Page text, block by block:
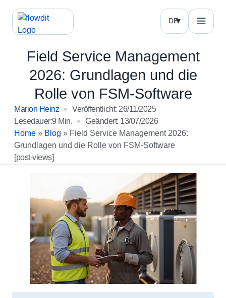
DE
Field Service Management
2026: Grundlagen und die
Rolle von FSM-Software
Marion Heinz Veröffentlicht: 26/11/2025
Lesedauer:9 Min.
Geändert: 13/07/2026
Home » Blog » Field Service Management 2026:
Grundlagen und die Rolle von FSM-Software
[post-views]